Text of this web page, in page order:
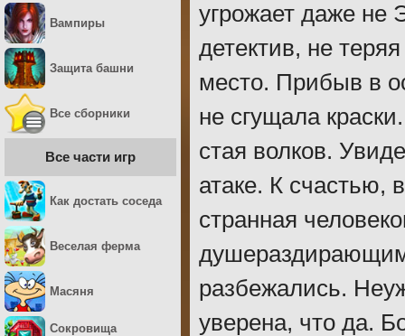
угрожает даже не
детектив, не
место. Прибыв в
не сгущала
стая волков.
атаке. К счастью,
странная
душераздирающим
разбежались.
уверена, что да.
Вампиры
Защита башни
Все сборники
Все части игр
Как достать соседа
Веселая ферма
Масяня
Сокровища